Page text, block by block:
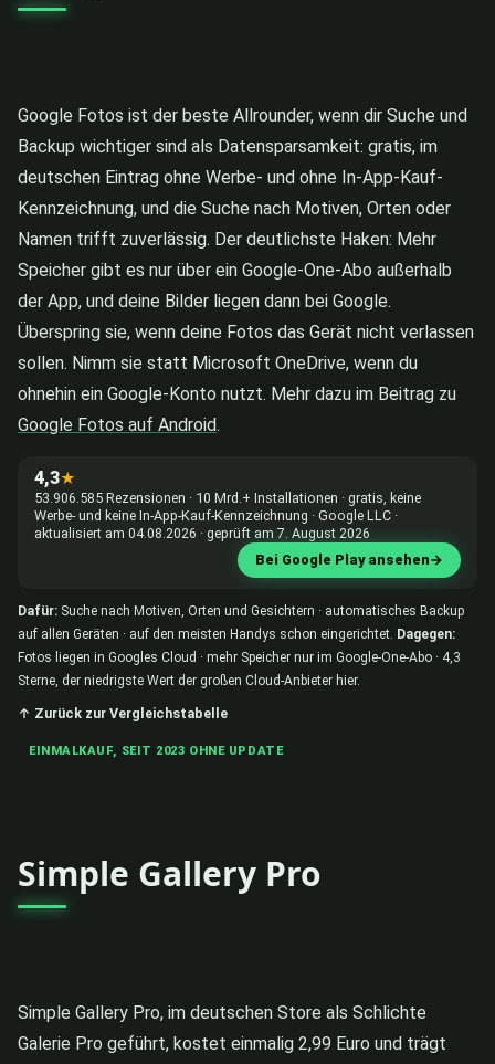
Google Fotos ist der beste Allrounder, wenn dir Suche und
Backup wichtiger sind als Datensparsamkeit: gratis, im
deutschen Eintrag ohne Werbe- und ohne In-App-Kauf-
Kennzeichnung, und die Suche nach Motiven, Orten oder
Namen trifft zuverlässig. Der deutlichste Haken: Mehr
Speicher gibt es nur über ein Google-One-Abo außerhalb
der App, und deine Bilder liegen dann bei Google.
Überspring sie, wenn deine Fotos das Gerät nicht verlassen
sollen. Nimm sie statt Microsoft OneDrive, wenn du
ohnehin ein Google-Konto nutzt. Mehr dazu im Beitrag zu
Google Fotos auf Android.
4,3★
53.906.585 Rezensionen · 10 Mrd.+ Installationen · gratis, keine
Werbe- und keine In-App-Kauf-Kennzeichnung · Google LLC ·
aktualisiert am 04.08.2026 · geprüft am 7. August 2026
Bei Google Play ansehen→
Dafür: Suche nach Motiven, Orten und Gesichtern · automatisches Backup
auf allen Geräten · auf den meisten Handys schon eingerichtet. Dagegen:
Fotos liegen in Googles Cloud · mehr Speicher nur im Google-One-Abo · 4,3
Sterne, der niedrigste Wert der großen Cloud-Anbieter hier.
↑ Zurück zur Vergleichstabelle
EINMALKAUF, SEIT 2023 OHNE UPDATE
Simple Gallery Pro
Simple Gallery Pro, im deutschen Store als Schlichte
Galerie Pro geführt, kostet einmalig 2,99 Euro und trägt